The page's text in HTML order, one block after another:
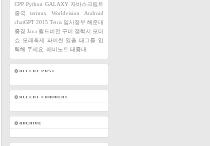
CPP Python GALAXY 자바스크립트
중국
termux Worldvision
Android
chatGPT 2015 Tetris 임시정부 해운대
중경 Java 월드비전 구미 갤럭시 모터
쇼
모래축제 파이썬 일출 태그를 입
력해 주세요.
에버노트 태종대